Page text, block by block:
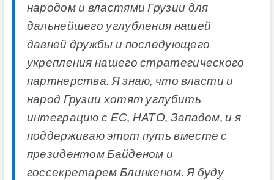
народом и властями Грузии для
дальнейшего углубления нашей
давней дружбы и последующего
укрепления нашего стратегического
партнерства. Я знаю, что власти и
народ Грузии хотят углубить
интеграцию с ЕС, НАТО, Западом, и я
поддерживаю этот путь вместе с
президентом Байденом и
госсекретарем Блинкеном. Я буду